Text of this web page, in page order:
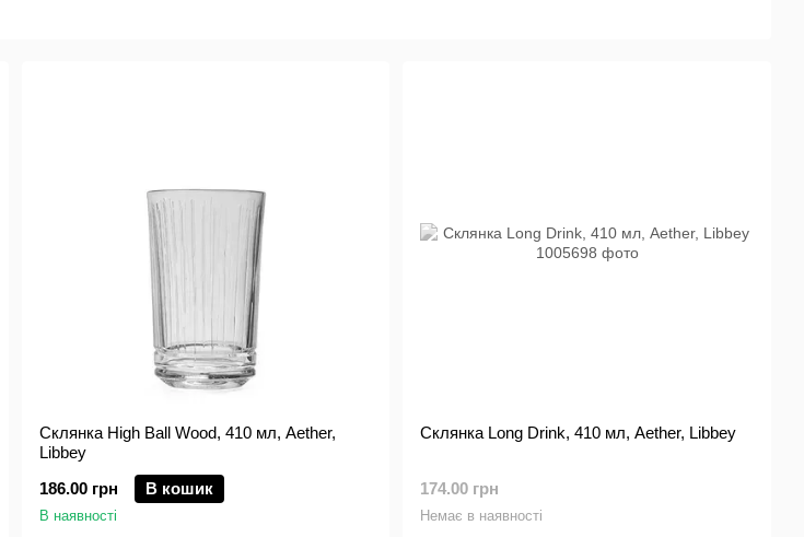
Склянка High Ball Wood, 410 мл, Aether,
Libbey
186.00 грн
В кошик
В наявності
Склянка Long Drink, 410 мл, Aether, Libbey
174.00 грн
Немає в наявності